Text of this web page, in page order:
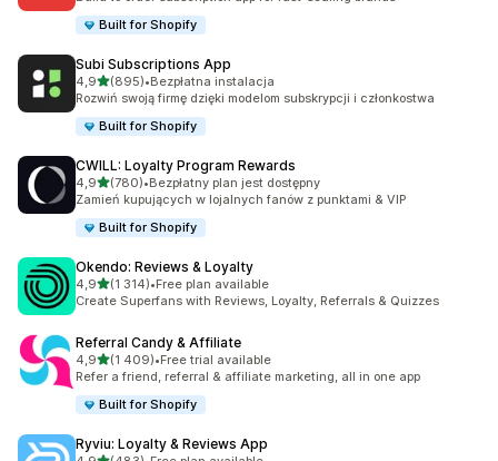
Built for Shopify
Subi Subscriptions App
4,9na 5 gwiazdek
(895)
Łączna liczba recenzji: 895
•Bezpłatna instalacja
Rozwiń swoją firmę dzięki modelom subskrypcji i członkostwa
Built for Shopify
CWILL: Loyalty Program Rewards
4,9na 5 gwiazdek
(780)
Łączna liczba recenzji: 780
•Bezpłatny plan jest dostępny
Zamień kupujących w lojalnych fanów z punktami & VIP
Built for Shopify
Okendo: Reviews & Loyalty
4,9na 5 gwiazdek
(1 314)
Łączna liczba recenzji: 1314
•Free plan available
Create Superfans with Reviews, Loyalty, Referrals & Quizzes
Referral Candy & Affiliate
4,9na 5 gwiazdek
(1 409)
Łączna liczba recenzji: 1409
•Free trial available
Refer a friend, referral & affiliate marketing, all in one app
Built for Shopify
Ryviu: Loyalty & Reviews App